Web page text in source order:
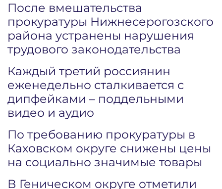
После вмешательства
прокуратуры Нижнесерогозского
района устранены нарушения
трудового законодательства
Каждый третий россиянин
еженедельно сталкивается с
дипфейками – поддельными
видео и аудио
По требованию прокуратуры в
Каховском округе снижены цены
на социально значимые товары
В Геническом округе отметили